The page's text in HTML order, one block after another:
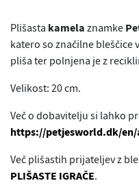
Plišasta kamela znamke
katero so značilne bleščice
pliša ter polnjena je z
Velikost: 20 cm.
Več o dobavitelju si lahko
https://petjesworld.dk/
Več plišastih prijateljev z
PLIŠASTE IGRAČE.